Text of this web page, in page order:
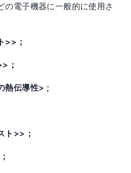
の電子機器に一般的に使用さ
>>；
；
熱伝導性> ;
ト>>；